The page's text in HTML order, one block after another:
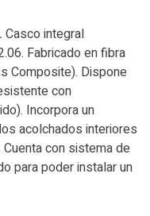
Casco integral
Fabricado en fibra
Composite). Dispone
con
Incorpora un
acolchados interiores
con sistema de
para poder instalar un